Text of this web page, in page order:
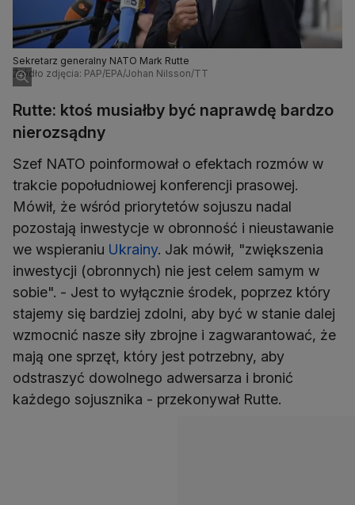
Sekretarz generalny NATO Mark Rutte
Źródło zdjęcia: PAP/EPA/Johan Nilsson/TT
Rutte: ktoś musiałby być naprawdę bardzo
nierozsądny
Szef NATO poinformował o efektach rozmów w
trakcie popołudniowej konferencji prasowej.
Mówił, że wśród priorytetów sojuszu nadal
pozostają inwestycje w obronność i nieustawanie
we wspieraniu Ukrainy. Jak mówił, "zwiększenia
inwestycji (obronnych) nie jest celem samym w
sobie". - Jest to wyłącznie środek, poprzez który
stajemy się bardziej zdolni, aby być w stanie dalej
wzmocnić nasze siły zbrojne i zagwarantować, że
mają one sprzęt, który jest potrzebny, aby
odstraszyć dowolnego adwersarza i bronić
każdego sojusznika - przekonywał Rutte.